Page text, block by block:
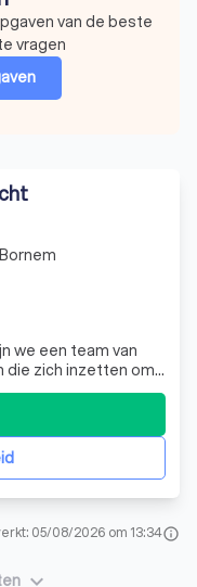
van de beste
vragen
we een team van
die zich inzetten om
uitdagingen van het
depressie, angst
en verslaving. We
05/08/2026 om 13:34info
keyboard_arrow_down